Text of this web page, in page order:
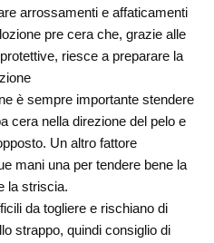
arrossamenti e affaticamenti
pre cera che, grazie alle
riesce a preparare la
è sempre importante stendere
cera nella direzione del pelo e
Un altro fattore
mani una per tendere bene la
la striscia.
da togliere e rischiano di
strappo, quindi consiglio di